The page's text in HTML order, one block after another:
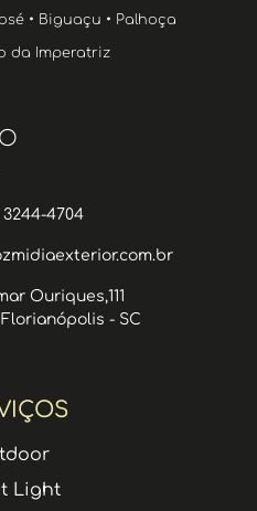
Light
• Biguaçu • Palhoça
da Imperatriz
3244-4704
Ouriques,111
- SC